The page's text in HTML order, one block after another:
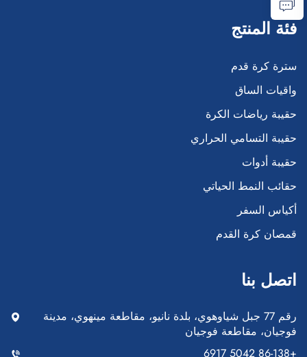
فئة المنتج
سترة كرة قدم
واقيات الساق
حقيبة رياضات الكرة
حقيبة التسامي الحراري
حقيبة أدوات
حقائب النمط الحياتي
أكياس السفر
قمصان كرة القدم
اتصل بنا
رقم 77 جبل شياوهوي، بلدة نانيو، مقاطعة مينهوي، مدينة
فوجيان، مقاطعة فوجيان
+86-138 5042 6917